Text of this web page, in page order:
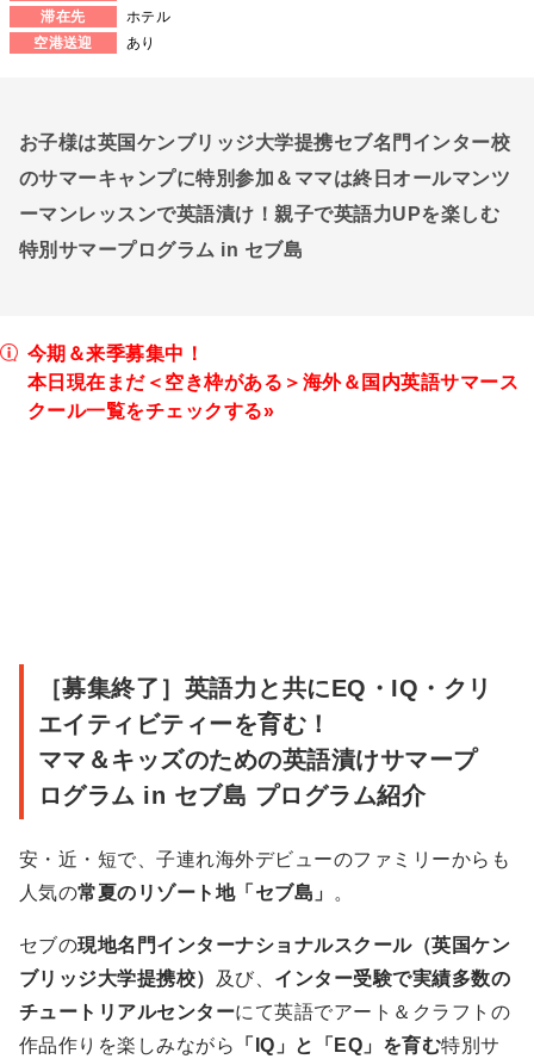
滞在先
ホテル
空港送迎
あり
お子様は英国ケンブリッジ大学提携セブ名門インター校
のサマーキャンプに特別参加＆ママは終日オールマンツ
ーマンレッスンで英語漬け！親子で英語力UPを楽しむ
特別サマープログラム in セブ島
今期＆来季募集中！
本日現在まだ＜空き枠がある＞海外＆国内英語サマース
クール一覧をチェックする»
［募集終了］英語力と共にEQ・IQ・クリ
エイティビティーを育む！
ママ＆キッズのための英語漬けサマープ
ログラム in セブ島 プログラム紹介
安・近・短で、子連れ海外デビューのファミリーからも
人気の常夏のリゾート地「セブ島」 。
セブの現地名門インターナショナルスクール（英国ケン
ブリッジ大学提携校）
及び、 インター受験で実績多数の
チュートリアルセンターにて英語でアート＆クラフトの
作品作りを楽しみながら
「IQ」と「EQ」を育む特別サ